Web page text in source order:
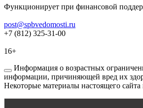
Функционирует при финансовой
post@spbvedomosti.ru
+7 (812) 325-31-00
16+
Информация о возрастных
информации, причиняющей вред их
Некоторые материалы настоящего